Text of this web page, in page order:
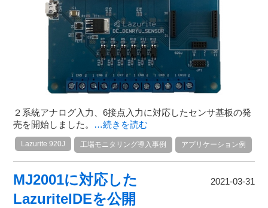
２系統アナログ入力、6接点入力に対応したセンサ基板の発
売を開始しました。 …続きを読む
アプリケーション例
工場モニタリング導入事例
Lazurite 920J
2021-03-31
MJ2001に対応した
LazuriteIDEを公開